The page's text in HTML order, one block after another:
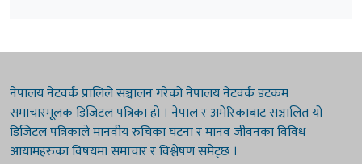
नेपालय नेटवर्क प्रालिले सञ्चालन गरेको नेपालय नेटवर्क डटकम
समाचारमूलक डिजिटल पत्रिका हो । नेपाल र अमेरिकाबाट सञ्चालित यो
डिजिटल पत्रिकाले मानवीय रुचिका घटना र मानव जीवनका विविध
आयामहरुका विषयमा समाचार र विश्लेषण समेट्छ ।